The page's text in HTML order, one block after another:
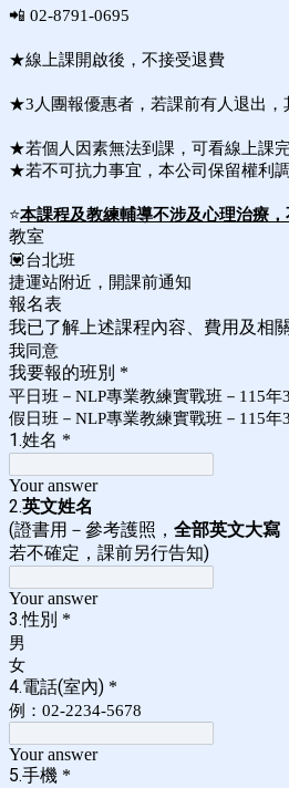
📲 02-8791-0695
★線上課開啟後，不接受退費
★3人團報優惠者，若課前有人退出，
★若個人因素無法到課，可看線上課
★若不可抗力事宜，本公司保留權利
⭐本課程及教練輔導不涉及心理治療
教室
💟台北班
捷運站附近，開課前通知
報名表
我已了解上述課程內容、費用及相
我同意
我要報的班別 *
平日班－NLP專業教練實戰班－115年
假日班－NLP專業教練實戰班－115年
1.姓名 *
Your answer
2.英文姓名
(證書用－參考護照， 全部英文大寫
若不確定，課前另行告知)
Your answer
3.性別 *
男
女
4.電話(室內) *
例：02-2234-5678
Your answer
5.手機 *